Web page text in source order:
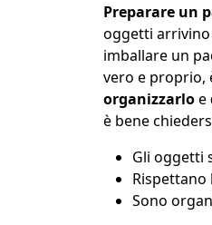
Preparare un
oggetti arrivino
imballare un
vero e proprio,
organizzarloe
è bene
Gli oggetti
Rispettano
Sono